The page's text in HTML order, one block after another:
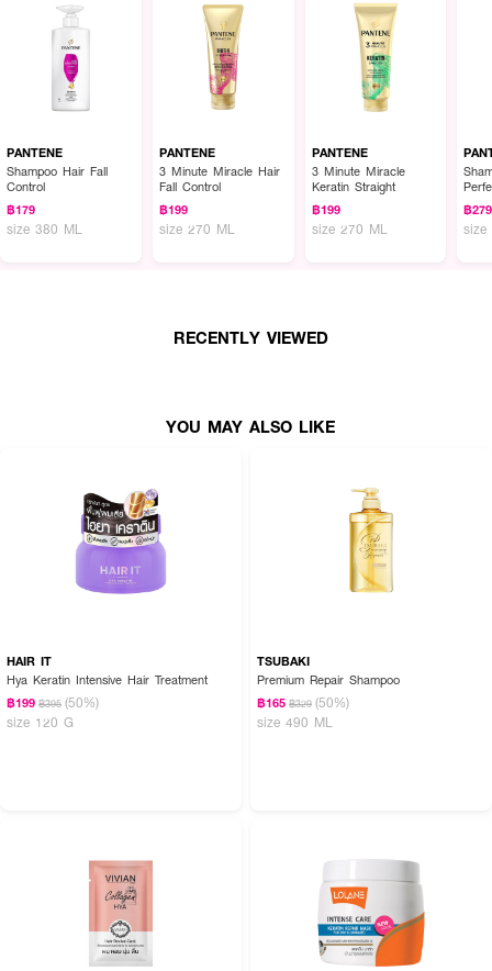
PANTENE
Shampoo Hair Fall
Control
฿179
size 380 ML
PANTENE
3 Minute Miracle Hair
Fall Control
฿199
size 270 ML
PANTENE
3 Minute Miracle
Keratin Straight
฿199
size 270 ML
฿279
size
RECENTLY VIEWED
YOU MAY ALSO LIKE
HAIR IT
Hya Keratin Intensive Hair Treatment
฿199 ฿395 (50%)
size 120 G
TSUBAKI
Premium Repair Shampoo
฿165 ฿329 (50%)
size 490 ML